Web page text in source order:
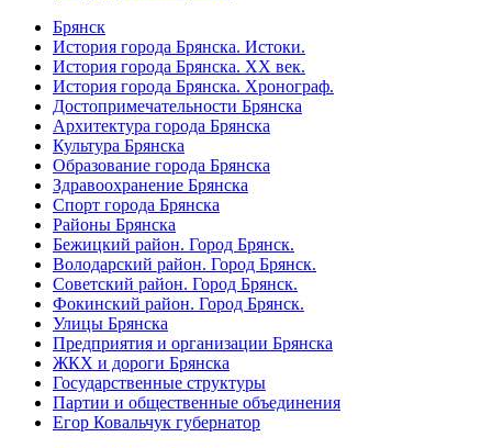
Брянск
История города Брянска. Истоки.
История города Брянска. XX век.
История города Брянска. Хронограф.
Достопримечательности Брянска
Архитектура города Брянска
Культура Брянска
Образование города Брянска
Здравоохранение Брянска
Спорт города Брянска
Районы Брянска
Бежицкий район. Город Брянск.
Володарский район. Город Брянск.
Советский район. Город Брянск.
Фокинский район. Город Брянск.
Улицы Брянска
Предприятия и организации Брянска
ЖКХ и дороги Брянска
Государственные структуры
Партии и общественные объединения
Егор Ковальчук губернатор